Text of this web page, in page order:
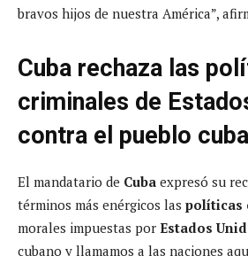
bravos hijos de nuestra América”,
Cuba rechaza las
criminales de
contra el pueblo
El mandatario de Cuba expresó su
términos más enérgicos las políticas
morales impuestas por Estados
cubano y llamamos a las naciones